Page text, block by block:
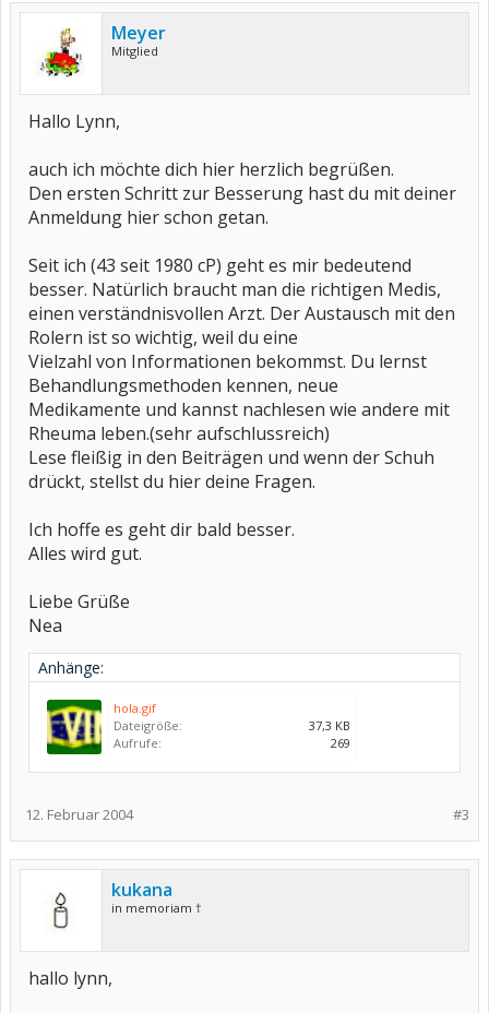
Meyer
Mitglied
Hallo Lynn,
auch ich möchte dich hier herzlich begrüßen.
Den ersten Schritt zur Besserung hast du mit deiner
Anmeldung hier schon getan.
Seit ich (43 seit 1980 cP) geht es mir bedeutend
besser. Natürlich braucht man die richtigen Medis,
einen verständnisvollen Arzt. Der Austausch mit den
Rolern ist so wichtig, weil du eine
Vielzahl von Informationen bekommst. Du lernst
Behandlungsmethoden kennen, neue
Medikamente und kannst nachlesen wie andere mit
Rheuma leben.(sehr aufschlussreich)
Lese fleißig in den Beiträgen und wenn der Schuh
drückt, stellst du hier deine Fragen.
Ich hoffe es geht dir bald besser.
Alles wird gut.
Liebe Grüße
Nea
Anhänge:
hola.gif
Dateigröße:
37,3 KB
Aufrufe:
269
#3
12. Februar 2004
kukana
in memoriam †
hallo lynn,